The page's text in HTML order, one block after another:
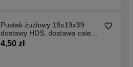
Pustak żużlowy 19x19x39
dostawy HDS, dostawa cała
PL
4,50 zł